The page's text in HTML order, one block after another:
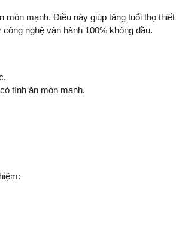
mạnh. Điều này giúp tăng tuổi thọ thiết
nghệ vận hành 100% không dầu.
tính ăn mòn mạnh.